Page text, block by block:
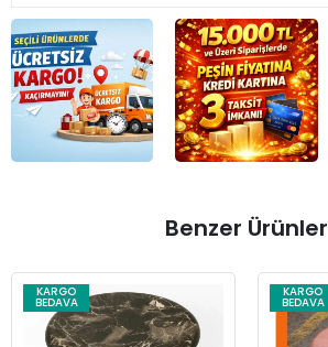
Benzer Ürünler
KARGO
BEDAVA
KARGO
BEDAVA